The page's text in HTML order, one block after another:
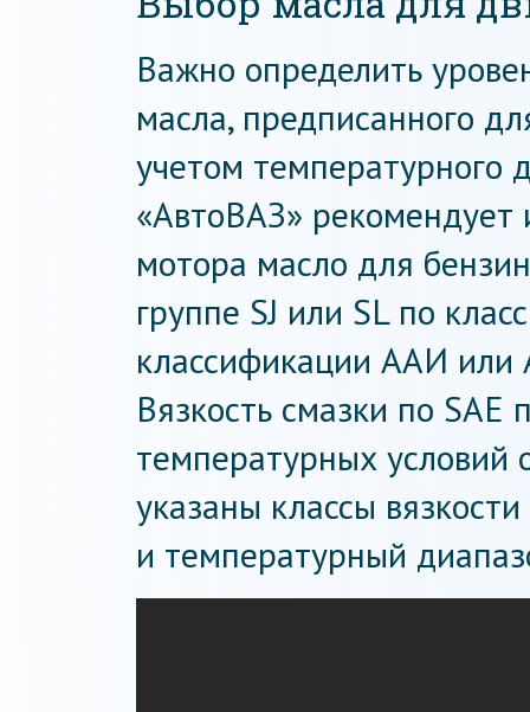
Важно определить
масла, предписанного
учетом температурного
«АвтоВАЗ» рекомендует
мотора масло для
группе SJ или SL по
классификации ААИ
Вязкость смазки по SAE
температурных
указаны классы
и температурный